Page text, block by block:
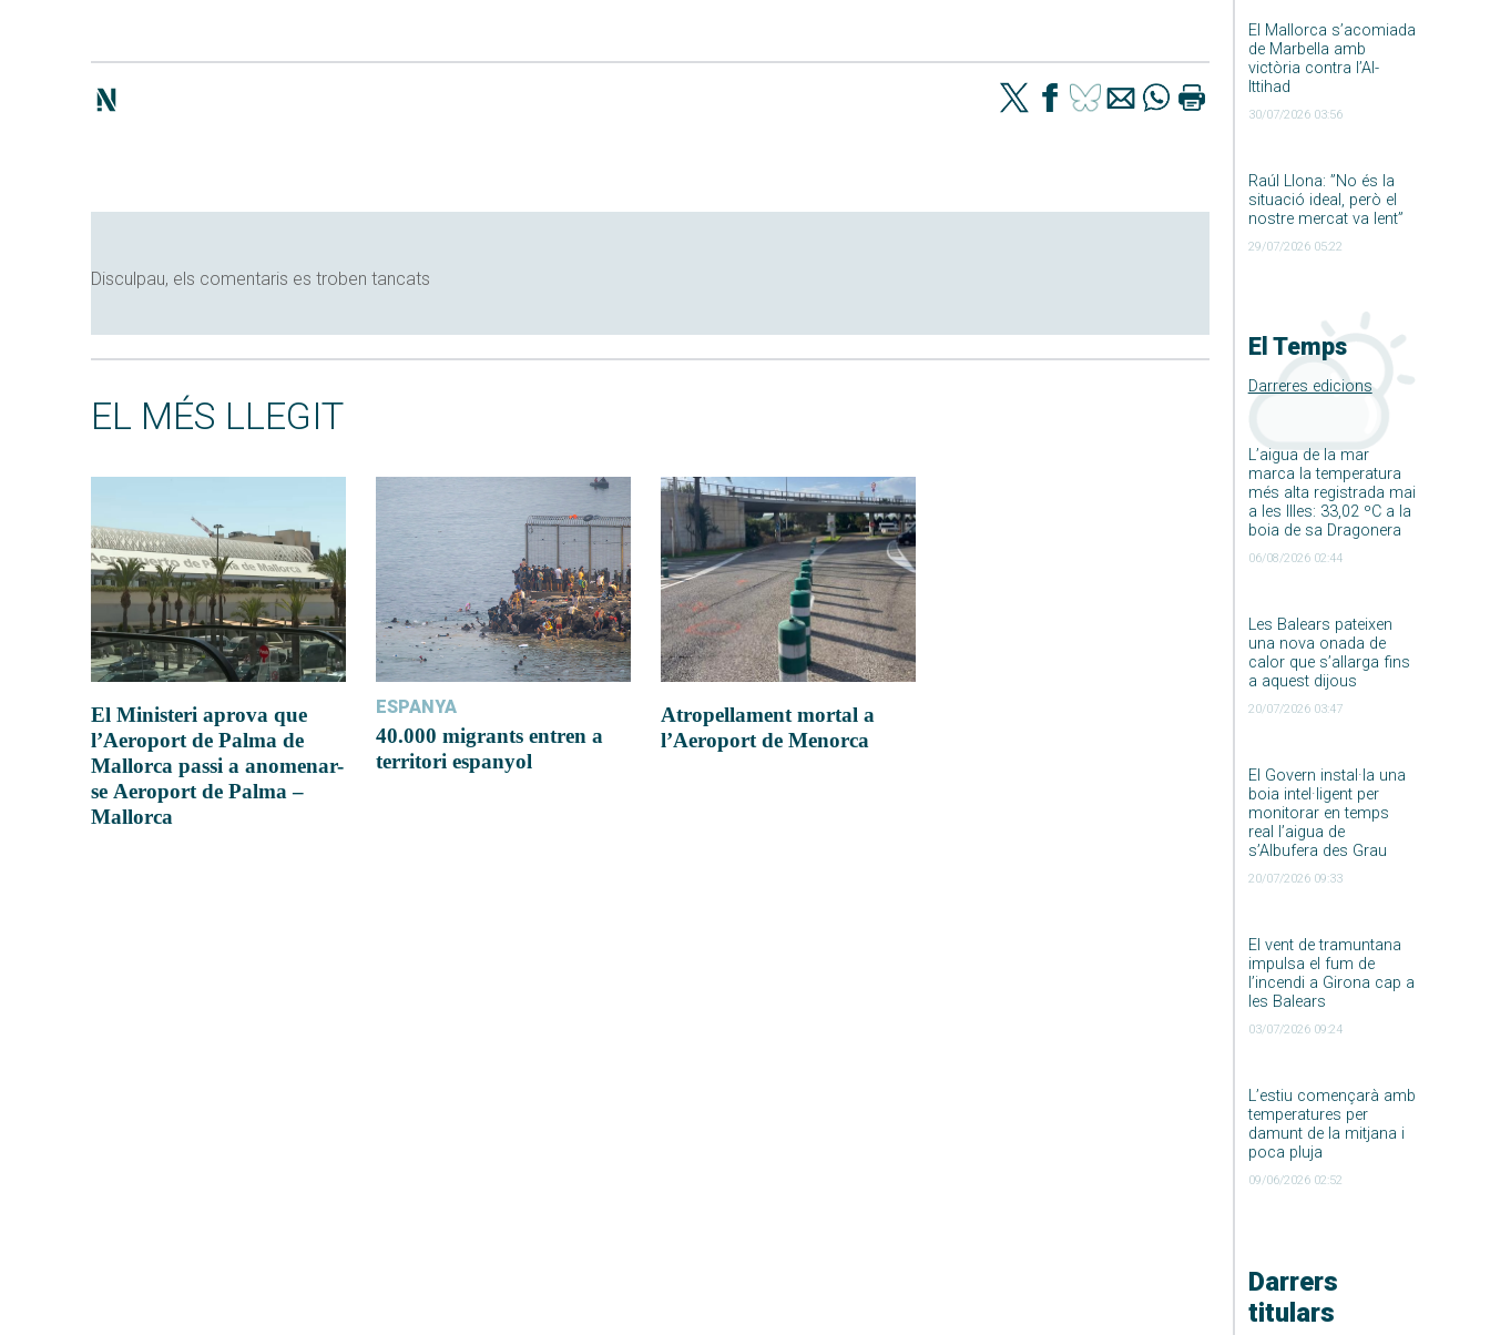
El Mallorca s’acomiada
de Marbella amb
victòria contra l’Al-
Ittihad
30/07/2026 03:56
Raúl Llona: ”No és la
situació ideal, però el
nostre mercat va lent”
29/07/2026 05:22
El Temps
Darreres edicions
L’aigua de la mar
marca la temperatura
més alta registrada mai
a les Illes: 33,02 ºC a la
boia de sa Dragonera
06/08/2026 02:44
Les Balears pateixen
una nova onada de
calor que s’allarga fins
a aquest dijous
20/07/2026 03:47
El Govern instal·la una
boia intel·ligent per
monitorar en temps
real l’aigua de
s’Albufera des Grau
20/07/2026 09:33
El vent de tramuntana
impulsa el fum de
l’incendi a Girona cap a
les Balears
03/07/2026 09:24
L’estiu començarà amb
temperatures per
damunt de la mitjana i
poca pluja
09/06/2026 02:52
Darrers
titulars
Disculpau, els comentaris es troben tancats
EL MÉS LLEGIT
El Ministeri aprova que
l’Aeroport de Palma de
Mallorca passi a anomenar-
se Aeroport de Palma –
Mallorca
ESPANYA
40.000 migrants entren a
territori espanyol
Atropellament mortal a
l’Aeroport de Menorca